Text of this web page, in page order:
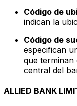
Código de
indican la
Código de
especifican
que terminan
central del
ALLIED BANK